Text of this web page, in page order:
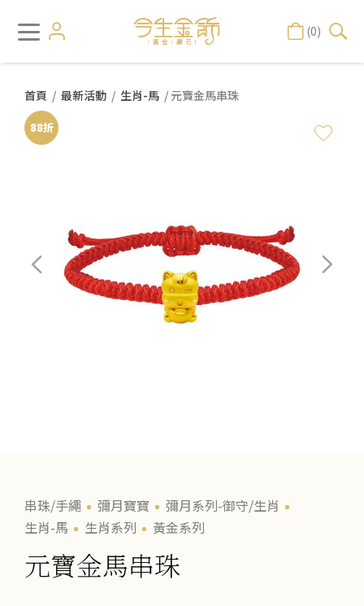
(0)
首頁 / 最新活動 / 生肖-馬 / 元寶金馬串珠
88折
串珠/手繩 彌月寶寶
彌月系列-御守/生肖
生肖-馬
生肖系列 黃金系列
元寶金馬串珠